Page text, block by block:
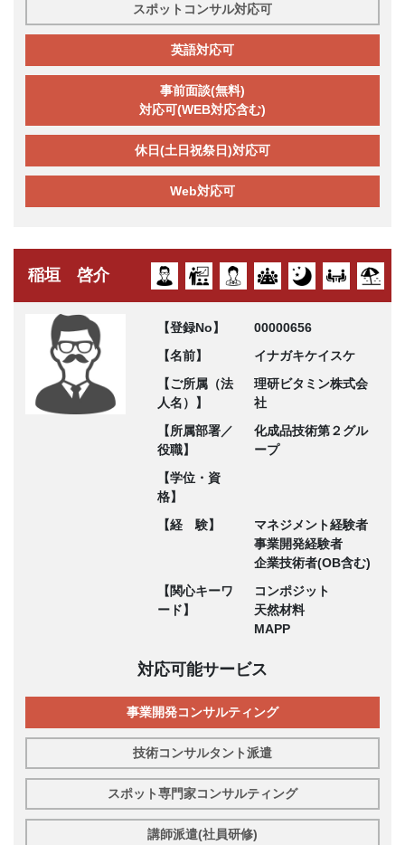
スポットコンサル対応可
英語対応可
事前面談(無料)
対応可(WEB対応含む)
休日(土日祝祭日)対応可
Web対応可
稲垣 啓介
【登録No】
00000656
【名前】
イナガキケイスケ
【ご所属（法
人名）】
理研ビタミン株式会
社
【所属部署／
役職】
化成品技術第２グル
ープ
【学位・資
格】
【経 験】
マネジメント経験者
事業開発経験者
企業技術者(OB含む)
【関心キーワ
ード】
コンポジット
天然材料
MAPP
対応可能サービス
事業開発コンサルティング
技術コンサルタント派遣
スポット専門家コンサルティング
講師派遣(社員研修)